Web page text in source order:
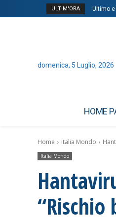
ULTIM'ORA Ultimo
domenica, 5 Luglio, 2026
HOME
Home Italia Mondo
Italia Mondo
“Rischio